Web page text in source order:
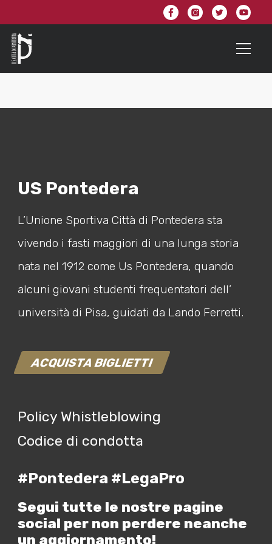
US Pontedera
L’Unione Sportiva Città di Pontedera sta
vivendo i fasti maggiori di una lunga storia
nata nel 1912 come Us Pontedera, quando
alcuni giovani studenti frequentatori dell’
università di Pisa, guidati da Lando Ferretti.
ACQUISTA BIGLIETTI
Policy Whistleblowing
Codice di condotta
#Pontedera #LegaPro
Segui tutte le nostre pagine
social per non perdere neanche
un aggiornamento!